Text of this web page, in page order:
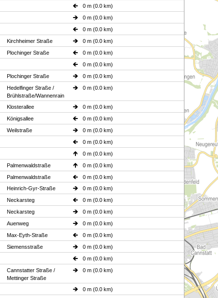
0 m (0.0 km)
0 m (0.0 km)
0 m (0.0 km)
Kirchheimer Straße
0 m (0.0 km)
Plochinger Straße
0 m (0.0 km)
0 m (0.0 km)
Plochinger Straße
0 m (0.0 km)
Hedelfinger Straße /
Brühlstraße/Wannenrain
0 m (0.0 km)
Klosterallee
0 m (0.0 km)
Königsallee
0 m (0.0 km)
Weilstraße
0 m (0.0 km)
0 m (0.0 km)
0 m (0.0 km)
Palmenwaldstraße
0 m (0.0 km)
Palmenwaldstraße
0 m (0.0 km)
Heinrich-Gyr-Straße
0 m (0.0 km)
Neckarsteg
0 m (0.0 km)
Neckarsteg
0 m (0.0 km)
Auenweg
0 m (0.0 km)
Max-Eyth-Straße
0 m (0.0 km)
Siemensstraße
0 m (0.0 km)
0 m (0.0 km)
Cannstatter Straße /
Mettinger Straße
0 m (0.0 km)
0 m (0.0 km)